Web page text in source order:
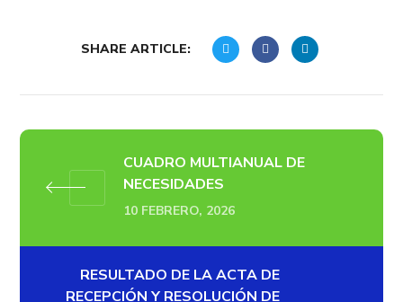
SHARE ARTICLE:
CUADRO MULTIANUAL DE
NECESIDADES
10 FEBRERO, 2026
RESULTADO DE LA ACTA DE
RECEPCIÓN Y RESOLUCIÓN DE